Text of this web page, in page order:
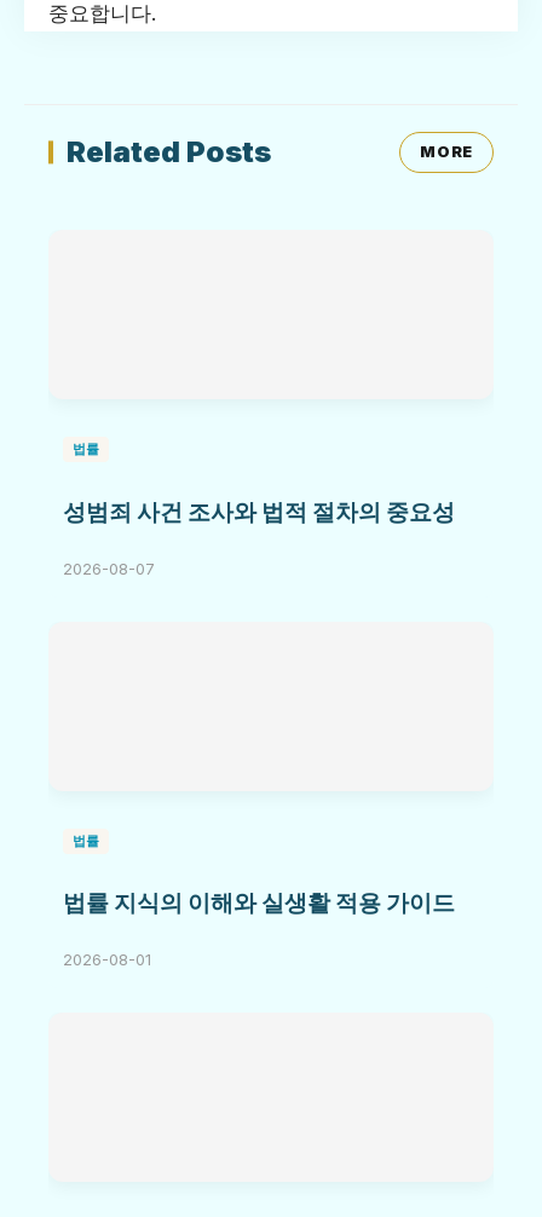
중요합니다.
Related Posts MORE
법률
성범죄 사건 조사와 법적 절차의 중요성
2026-08-07
법률
법률 지식의 이해와 실생활 적용 가이드
2026-08-01